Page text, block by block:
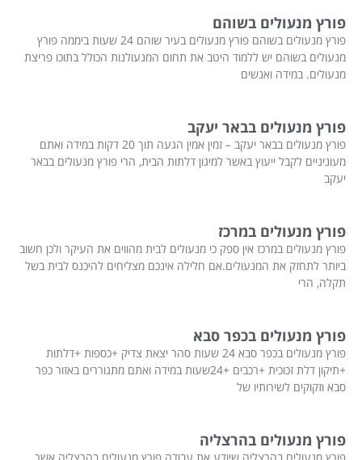
פורץ מנעולים בשוהם
פורץ מנעולים בשוהם פורץ מנעולים בעיר שוהם 24 שעות ביממה פורץ
מנעולים בשוהם יש ללמוד היטב את תחום המנעולנות הכולל בתוכו פריצת
מנעולים. במידה ואנשים
פורץ מנעולים בבאר יעקב
פורץ מנעולים בבאר יעקב – זמין אמין הגעה תוך 20 דקות במידה ואתם
מעוניניים לקבל ייעוץ באשר למיגון דלתות הבית, הרי פורץ מנעולים בבאר
יעקב
פורץ מנעולים במרכז
פורץ מנעולים במרכז אין ספק כי מנעולים לבית מהווים את העיקר ולכן חשוב
ביותר לתחזק את המנעולים.אם חלילה אינכם מצליחים להיכנס לבית בשל
תקלה, הרי
פורץ מנעולים בכפר סבא
פורץ מנעולים בכפר סבא 24 שעות סהר יצאת צדיק +כספות +דלתות
+תיקון דלת זכוכית +רכבים +24שעות במידה ואתם מתגוררים באזור כפר
סבא וזקוקים לשירותיו של
פורץ מנעולים בהרצליה